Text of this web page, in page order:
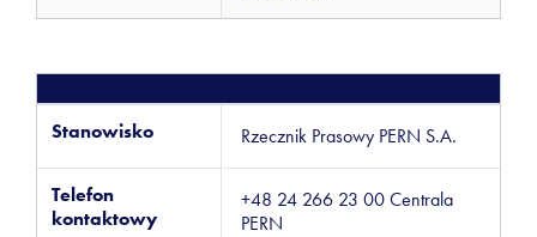
Stanowisko Rzecznik Prasowy PERN S.A.
Telefon
kontaktowy
+48 24 266 23 00 Centrala
PERN